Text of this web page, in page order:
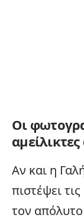
Οι
Αν και η
πιστέψει
τον απόλυτο